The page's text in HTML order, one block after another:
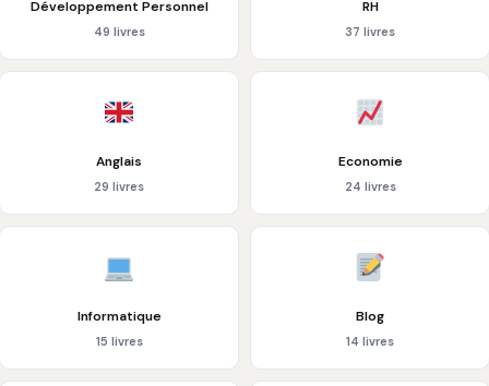
Développement Personnel
49 livres
RH
37 livres
Anglais
29 livres
Economie
24 livres
Informatique
15 livres
Blog
14 livres